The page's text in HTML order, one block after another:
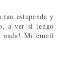
tan estupenda y
a ver si tengo
nada! Mi email